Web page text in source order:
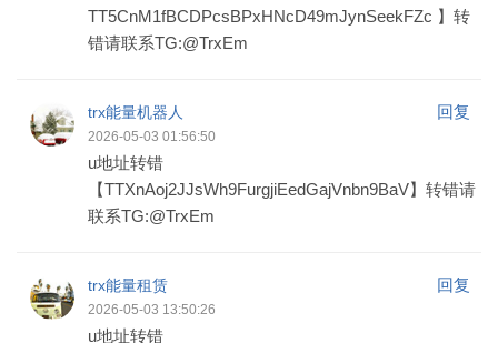
TT5CnM1fBCDPcsBPxHNcD49mJynSeekFZc 】转
错请联系TG:@TrxEm
trx能量机器人 回复
2026-05-03 01:56:50
u地址转错
【TTXnAoj2JJsWh9FurgjiEedGajVnbn9BaV】转错请
联系TG:@TrxEm
trx能量租赁 回复
2026-05-03 13:50:26
u地址转错